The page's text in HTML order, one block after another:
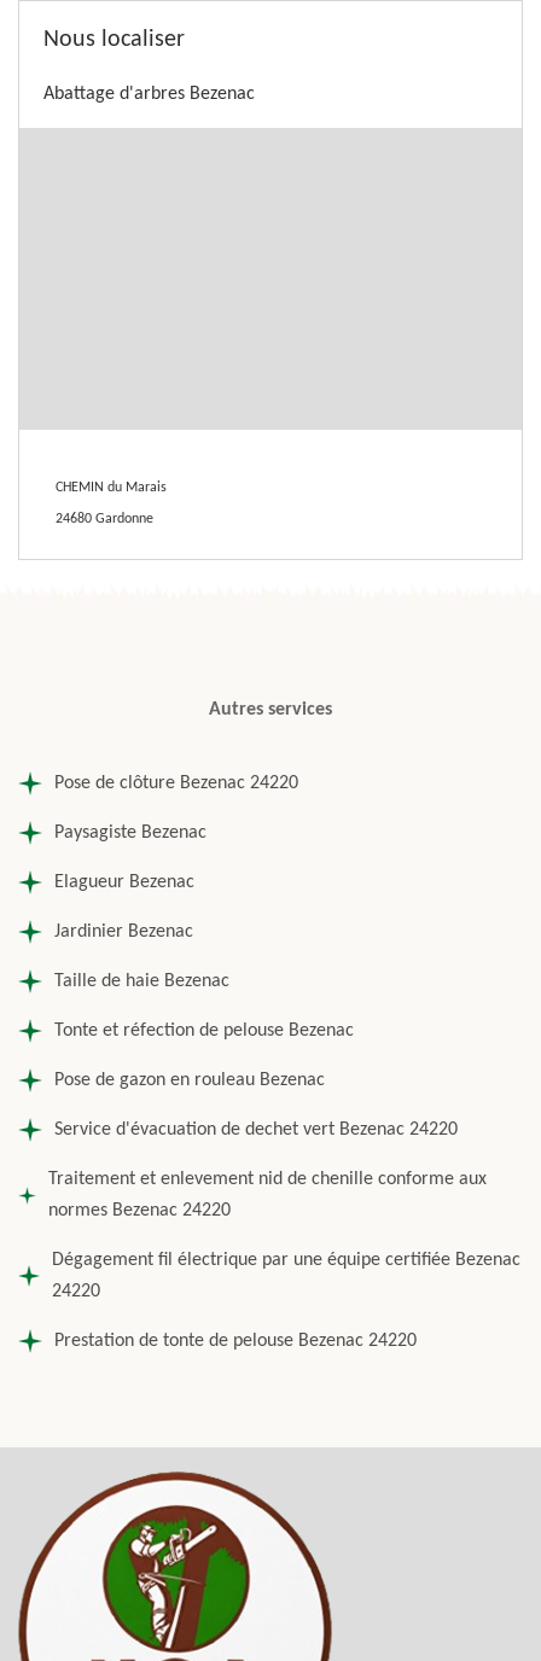
Nous localiser
Abattage d'arbres Bezenac
CHEMIN du Marais
24680 Gardonne
Autres services
Pose de clôture Bezenac 24220
Paysagiste Bezenac
Elagueur Bezenac
Jardinier Bezenac
Taille de haie Bezenac
Tonte et réfection de pelouse Bezenac
Pose de gazon en rouleau Bezenac
Service d'évacuation de dechet vert Bezenac 24220
Traitement et enlevement nid de chenille conforme aux
normes Bezenac 24220
Dégagement fil électrique par une équipe certifiée Bezenac
24220
Prestation de tonte de pelouse Bezenac 24220